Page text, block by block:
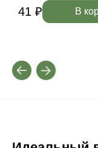
41 ₽ В